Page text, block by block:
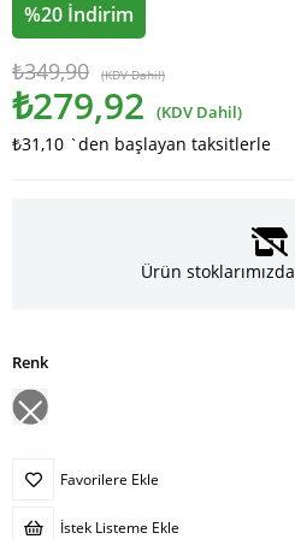
%20 İndirim
₺349,90 (KDV Dahil)
₺279,92 (KDV Dahil)
₺31,10 `den başlayan taksitlerle
Ürün
Renk
Favorilere Ekle
İstek Listeme Ekle